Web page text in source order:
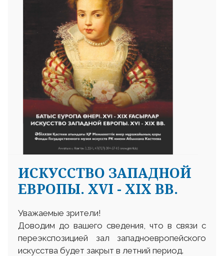
ИСКУССТВО ЗАПАДНОЙ
ЕВРОПЫ. XVI - XIX ВВ.
Уважаемые зрители!
Доводим до вашего сведения, что в связи с
переэкспозицией зал западноевропейского
искусства будет закрыт в летний период.